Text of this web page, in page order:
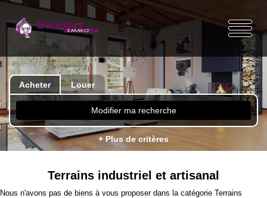
Acheter Louer
Modifier ma recherche
+ Plus de critères
Terrains industriel et artisanal
Nous n'avons pas de biens à vous proposer dans la catégorie Terrains